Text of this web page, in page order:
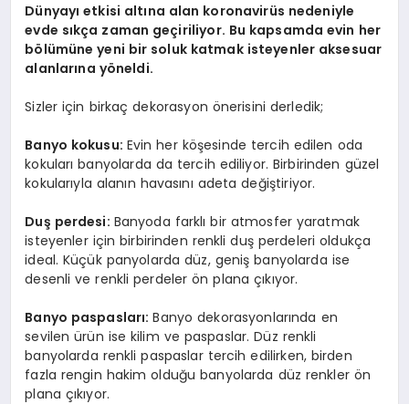
Dünyayı etkisi altına alan koronavirüs nedeniyle
evde sıkça zaman geçiriliyor. Bu kapsamda evin her
bölümüne yeni bir soluk katmak isteyenler aksesuar
alanlarına yöneldi.
Sizler için birkaç dekorasyon önerisini derledik;
Banyo kokusu: Evin her köşesinde tercih edilen oda
kokuları banyolarda da tercih ediliyor. Birbirinden güzel
kokularıyla alanın havasını adeta değiştiriyor.
Duş perdesi: Banyoda farklı bir atmosfer yaratmak
isteyenler için birbirinden renkli duş perdeleri oldukça
ideal. Küçük panyolarda düz, geniş banyolarda ise
desenli ve renkli perdeler ön plana çıkıyor.
Banyo paspasları:Banyo dekorasyonlarında en
sevilen ürün ise kilim ve paspaslar. Düz renkli
banyolarda renkli paspaslar tercih edilirken, birden
fazla rengin hakim olduğu banyolarda düz renkler ön
plana çıkıyor.